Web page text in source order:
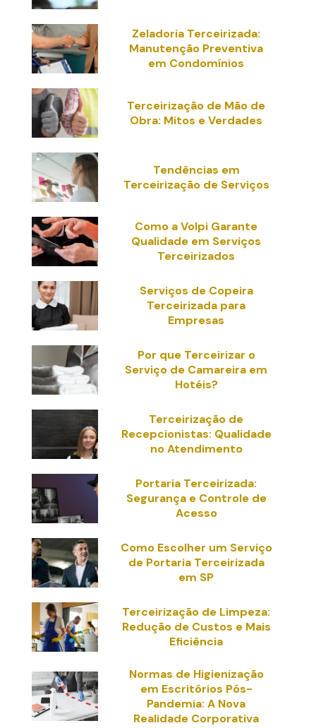
Zeladoria Terceirizada:
Manutenção Preventiva
em Condomínios
Terceirização de Mão de
Obra: Mitos e Verdades
Tendências em
Terceirização de Serviços
Como a Volpi Garante
Qualidade em Serviços
Terceirizados
Serviços de Copeira
Terceirizada para
Empresas
Por que Terceirizar o
Serviço de Camareira em
Hotéis?
Terceirização de
Recepcionistas: Qualidade
no Atendimento
Portaria Terceirizada:
Segurança e Controle de
Acesso
Como Escolher um Serviço
de Portaria Terceirizada
em SP
Terceirização de Limpeza:
Redução de Custos e Mais
Eficiência
Normas de Higienização
em Escritórios Pós-
Pandemia: A Nova
Realidade Corporativa